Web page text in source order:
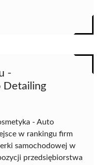
-
Detailing
- Auto
w rankingu firm
samochodowej w
przedsiębiorstwa